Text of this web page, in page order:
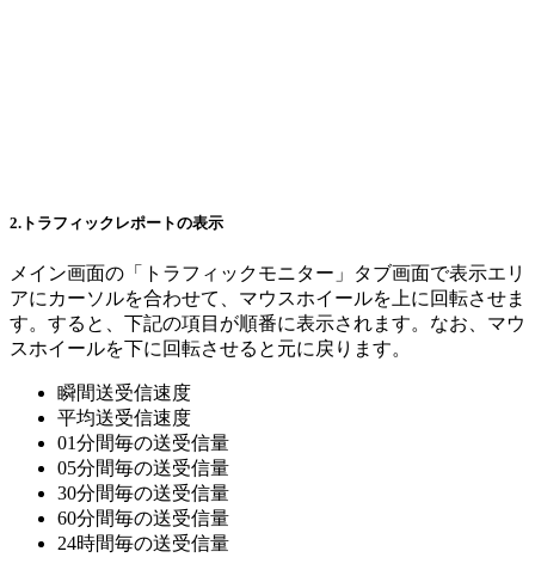
2.トラフィックレポートの表示
メイン画面の「トラフィックモニター」タブ画面で表示エリ
アにカーソルを合わせて、マウスホイールを上に回転させま
す。すると、下記の項目が順番に表示されます。なお、マウ
スホイールを下に回転させると元に戻ります。
瞬間送受信速度
平均送受信速度
01分間毎の送受信量
05分間毎の送受信量
30分間毎の送受信量
60分間毎の送受信量
24時間毎の送受信量